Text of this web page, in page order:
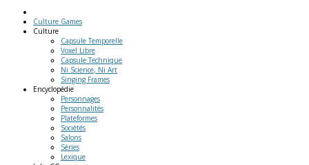
Culture Games
Culture
Capsule Temporelle
Voxel Libre
Capsule Technique
Ni Science, Ni Art
Singing Frames
Encyclopédie
Personnages
Personnalités
Plateformes
Sociétés
Salons
Séries
Lexique